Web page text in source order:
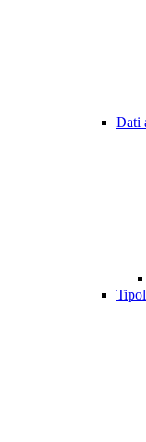
Dati